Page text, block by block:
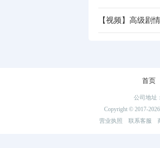
【视频】高级剧
首页
公司地址
Copyright © 2017-
营业执照
联系客服